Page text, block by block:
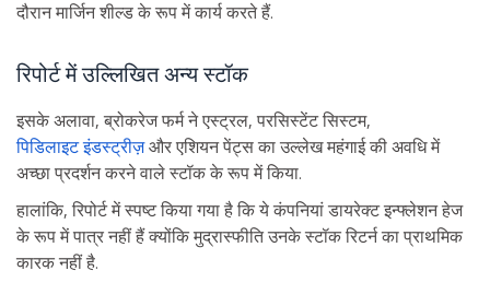
दौरान मार्जिन शील्ड के रूप में कार्य करते हैं.
रिपोर्ट में उल्लिखित अन्य स्टॉक
इसके अलावा, ब्रोकरेज फर्म ने एस्ट्रल, परसिस्टेंट सिस्टम,
पिडिलाइट इंडस्ट्रीज़और एशियन पेंट्स का उल्लेख महंगाई की अवधि में
अच्छा प्रदर्शन करने वाले स्टॉक के रूप में किया.
हालांकि, रिपोर्ट में स्पष्ट किया गया है कि ये कंपनियां डायरेक्ट इन्फ्लेशन हेज
के रूप में पात्र नहीं हैं क्योंकि मुद्रास्फीति उनके स्टॉक रिटर्न का प्राथमिक
कारक नहीं है.